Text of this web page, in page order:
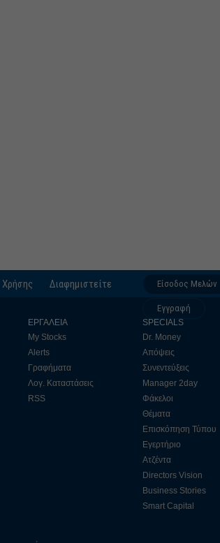
Χρήσης Διαφημιστείτε Είσοδος Μελών
Εγγραφή
ΕΡΓΑΛΕΙΑ
My Stocks
Alerts
Γραφήματα
Λογ. Καταστάσεις
RSS
SPECIALS
Dr. Money
Απόψεις
Συνεντεύξεις
Manager 2day
Φάκελοι
Θέματα
Επισκόπηση Τύπου
Εγερτήριο
Ατζέντα
Directors Vision
Business Stories
Smart Capital